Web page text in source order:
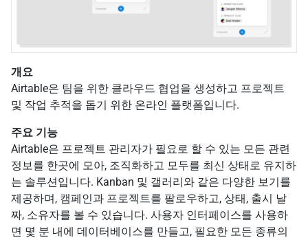
개요
Airtable은 팀을 위한 클라우드 협업을 생성하고 프로젝트
및 작업 추적을 돕기 위한 온라인 플랫폼입니다.
주요 기능
Airtable은 프로젝트 관리자가 필요로 할 수 있는 모든 관련
정보를 한곳에 모아, 조직화하고 모두를 최신 상태로 유지하
는 솔루션입니다. Kanban 및 갤러리와 같은 다양한 보기를
제공하며, 캠페인과 프로젝트를 팔로우하고, 상태, 출시 날
짜, 소유자를 볼 수 있습니다. 사용자 인터페이스를 사용하
면 몇 분 내에 데이터베이스를 만들고, 필요한 모든 종류의